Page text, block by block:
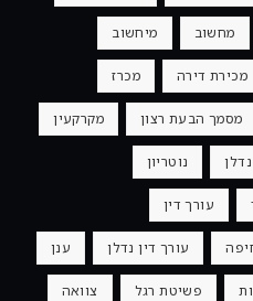
מחשוב מיחשוב
מכירת דירה מכרז
מסמך הבעת רצון מקרקעין
נדלן נוטריון
עורך דין
עורך דין נדלן ענן
פשיטת רגל צוואה